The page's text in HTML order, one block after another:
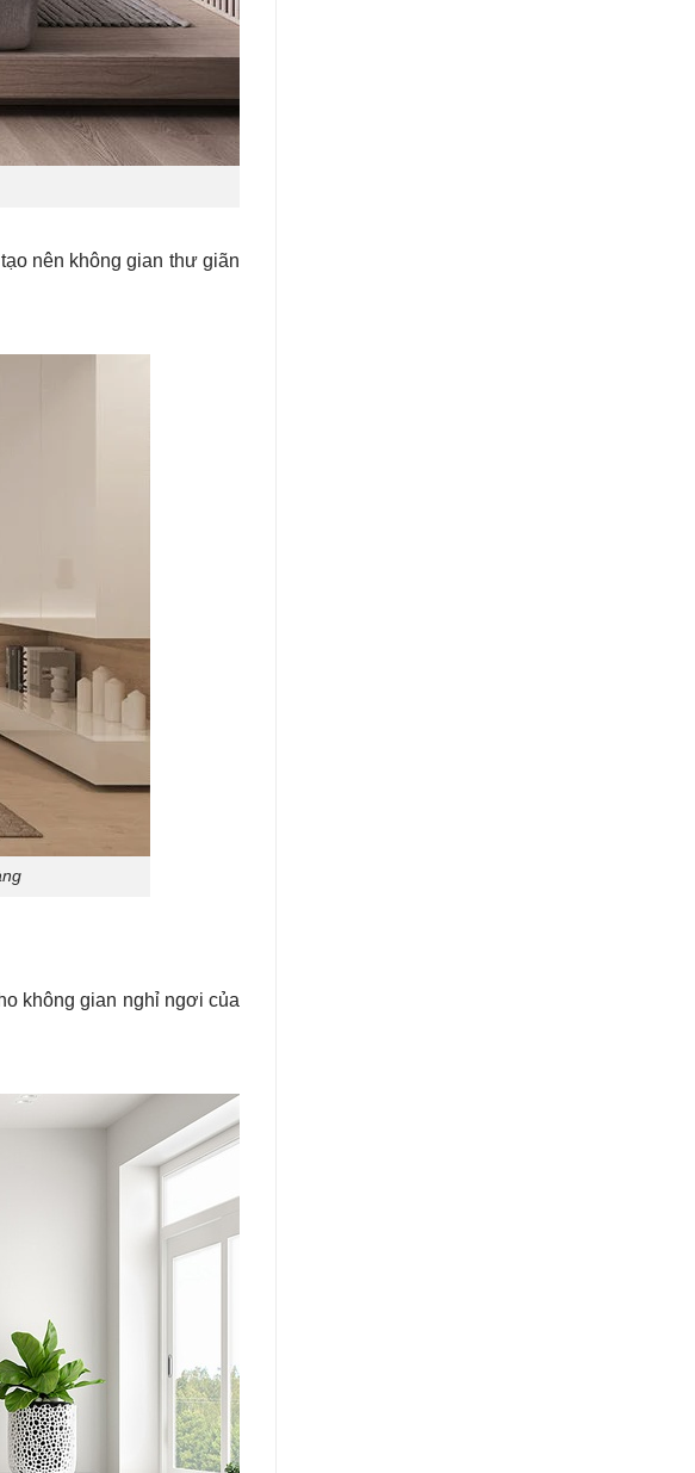
nên không gian thư giãn
không gian nghỉ ngơi của